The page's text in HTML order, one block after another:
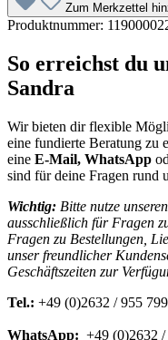
Zum Merkzettel
Produktnummer:
So erreichst du
Sandra
Wir bieten dir flexible
eine fundierte Beratung zu
eine E-Mail, WhatsApp
sind für deine Fragen rund
Wichtig: Bitte nutze
ausschließlich für Fragen
Fragen zu Bestellungen,
unser freundlicher
Geschäftszeiten zur
Tel.: +49 (0)2632 / 955 799
WhatsApp: +49 (0)2632